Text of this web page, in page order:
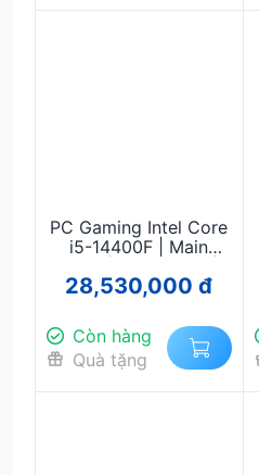
PC Gaming Intel Core
i5-14400F | Main
GeForce RTX 5060
NVMe | Nguồn 750W
- Chiến Game, Đồ
Họa, Streaming
28,530,000 đ
Còn hàng
Quà tặng